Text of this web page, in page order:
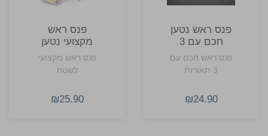
פנס ראש נטען
חכם עם 3
מוקדי תאורה
FORCELIGHT
פנס ראש חכם עם
3 תאורות
₪24.90
פנס ראש
מקצועי נטען
FORCELIGHT
ממותג
פנס ראש מקצועי
לשטח
₪25.90